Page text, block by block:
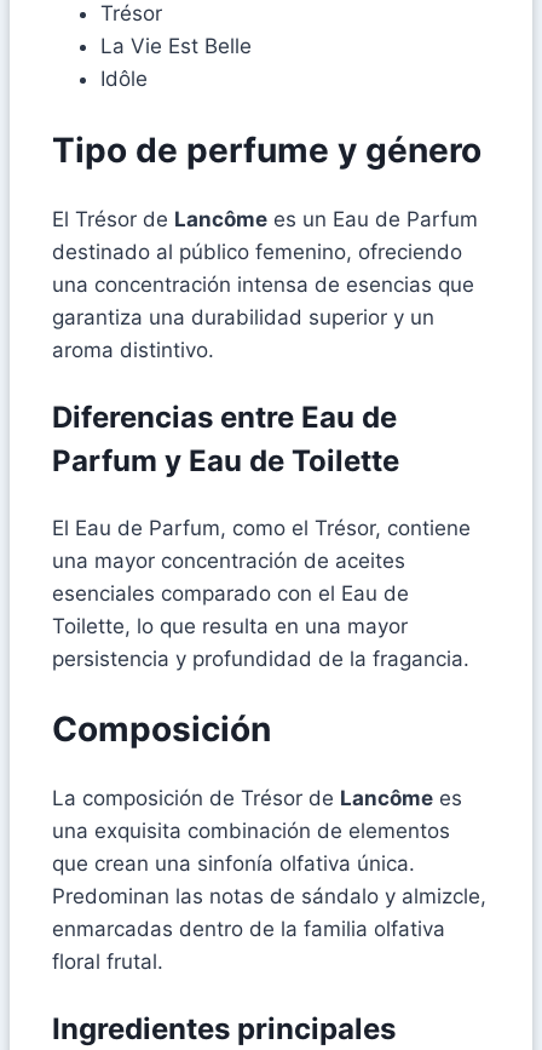
Trésor
La Vie Est Belle
Idôle
Tipo de perfume y género
El Trésor de Lancôme es un Eau de Parfum
destinado al público femenino, ofreciendo
una concentración intensa de esencias que
garantiza una durabilidad superior y un
aroma distintivo.
Diferencias entre Eau de
Parfum y Eau de Toilette
El Eau de Parfum, como el Trésor, contiene
una mayor concentración de aceites
esenciales comparado con el Eau de
Toilette, lo que resulta en una mayor
persistencia y profundidad de la fragancia.
Composición
La composición de Trésor de Lancôme es
una exquisita combinación de elementos
que crean una sinfonía olfativa única.
Predominan las notas de sándalo y almizcle,
enmarcadas dentro de la familia olfativa
floral frutal.
Ingredientes principales